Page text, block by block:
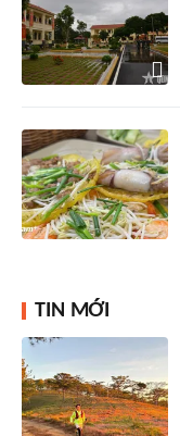
TIN MỚI